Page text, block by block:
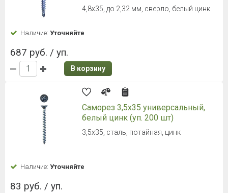
4,8х35, до 2,32 мм, сверло, белый цинк
Наличие: Уточняйте
687 руб. / уп.
В корзину
Саморез 3,5х35 универсальный,
белый цинк (уп. 200 шт)
3,5х35, сталь, потайная, цинк
Наличие: Уточняйте
83 руб. / уп.